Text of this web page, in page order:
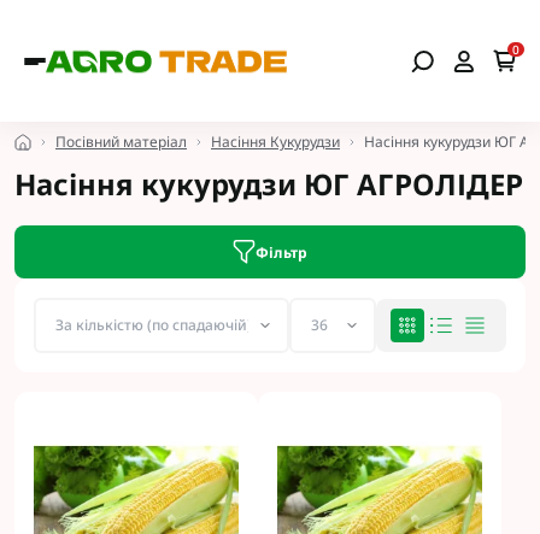
0
Посівний матеріал Насіння Кукурудзи Насіння кукурудзи ЮГ
Насіння кукурудзи ЮГ АГРОЛІДЕР
Фільтр